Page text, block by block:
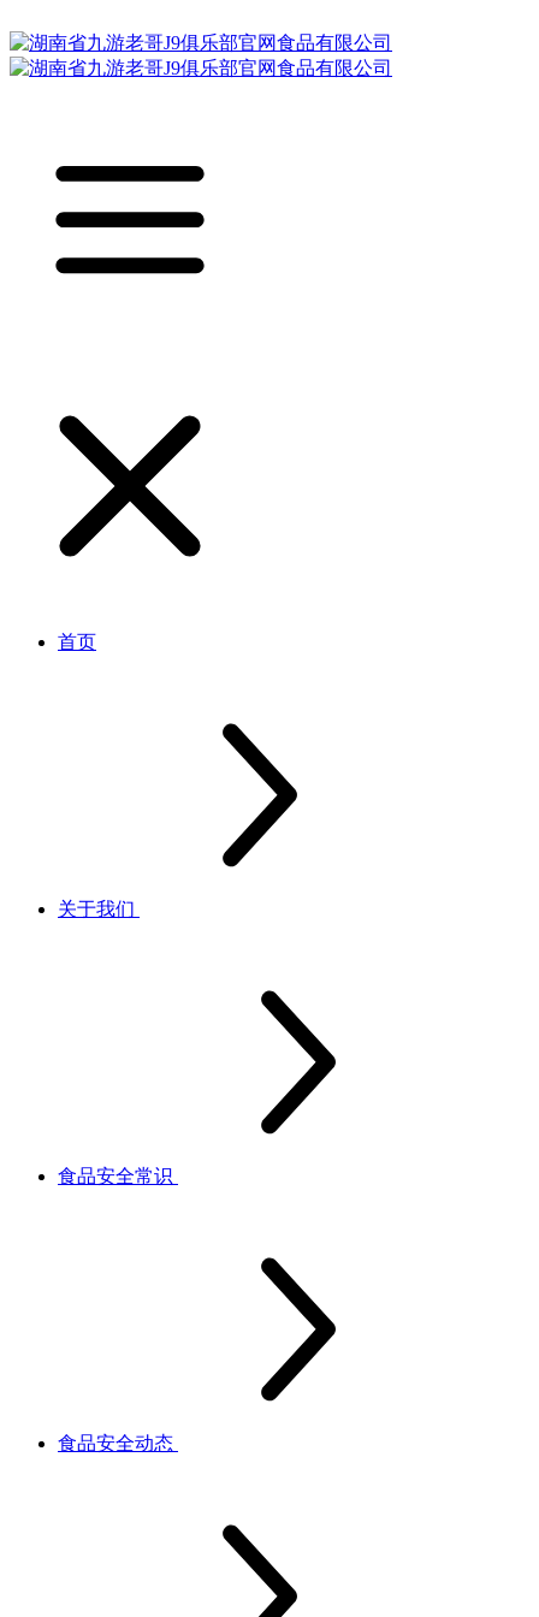
首页
关于我们
食品安全常识
食品安全动态